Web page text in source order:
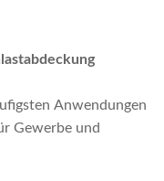
Anwendungen
Gewerbe und